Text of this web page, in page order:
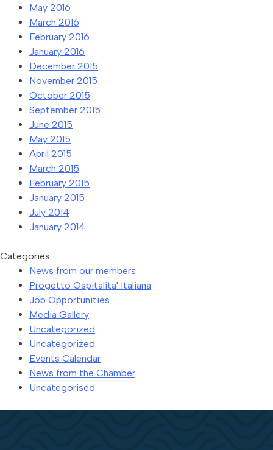
May 2016
March 2016
February 2016
January 2016
December 2015
November 2015
October 2015
September 2015
June 2015
May 2015
April 2015
March 2015
February 2015
January 2015
July 2014
January 2014
Categories
News from our members
Progetto Ospitalita' Italiana
Job Opportunities
Media Gallery
Uncategorized
Uncategorized
Events Calendar
News from the Chamber
Uncategorised